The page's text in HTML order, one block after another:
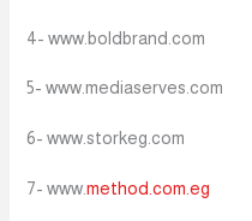
4- www.boldbrand.com
5- www.mediaserves.com
6- www.storkeg.com
7- www.method.com.eg